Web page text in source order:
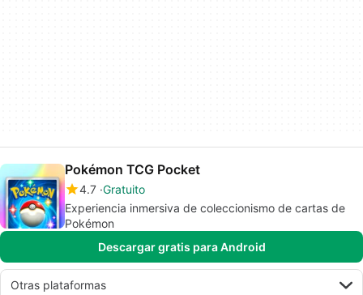
Pokémon TCG Pocket
4.7 Gratuito
Experiencia inmersiva de coleccionismo de cartas de
Pokémon
Descargar gratis para Android
Otras plataformas